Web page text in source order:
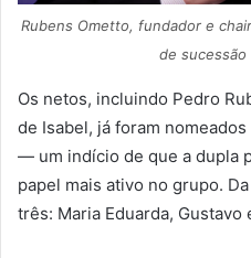
Rubens Ometto, fundador e
de sucessão
Os netos, incluindo Pedro
de Isabel, já foram
— um indício de que a dupla
papel mais ativo no grupo.
três: Maria Eduarda, Gustavo